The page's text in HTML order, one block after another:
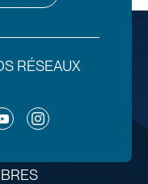
RÉSEAUX
Instagram